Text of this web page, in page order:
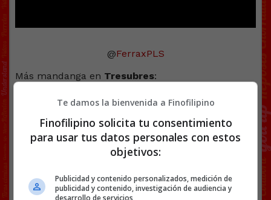
@FerraxPLS
Más mandanga en Tresubres:
Cocacola, chocolate y salchichas. La compra
Font.
Bernie Ecclestone será padre con 89 años,
más de el doble que su mujer
Facebook
Twitter
WhatsApp
Gmail
Copy
Te damos la bienvenida a Finofilipino
Finofilipino solicita tu consentimiento
para usar tus datos personales con estos
objetivos:
Publicidad y contenido personalizados, medición de
publicidad y contenido, investigación de audiencia y
desarrollo de servicios